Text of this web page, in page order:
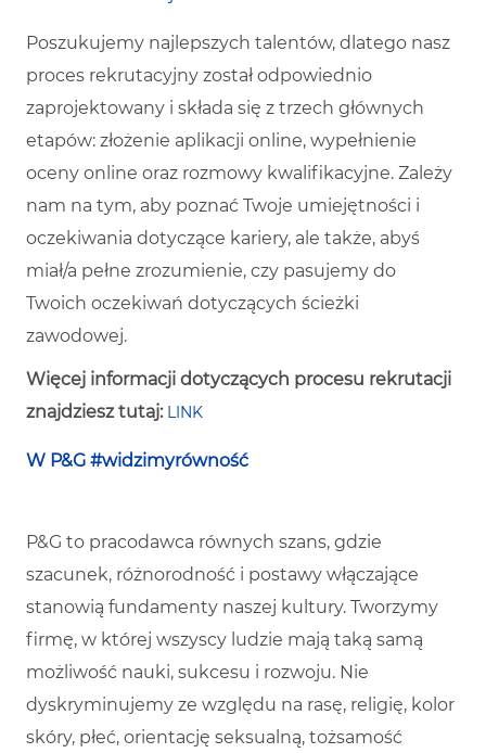
Poszukujemy najlepszych talentów, dlatego nasz
proces rekrutacyjny został odpowiednio
zaprojektowany i składa się z trzech głównych
etapów: złożenie aplikacji online, wypełnienie
oceny online oraz rozmowy kwalifikacyjne. Zależy
nam na tym, aby poznać Twoje umiejętności i
oczekiwania dotyczące kariery, ale także, abyś
miał/a pełne zrozumienie, czy pasujemy do
Twoich oczekiwań dotyczących ścieżki
zawodowej.
Więcej informacji dotyczących procesu rekrutacji
znajdziesz tutaj: LINK
W P&G #widzimyrówność
P&G to pracodawca równych szans, gdzie
szacunek, różnorodność i postawy włączające
stanowią fundamenty naszej kultury. Tworzymy
firmę, w której wszyscy ludzie mają taką samą
możliwość nauki, sukcesu i rozwoju. Nie
dyskryminujemy ze względu na rasę, religię, kolor
skóry, płeć, orientację seksualną, tożsamość